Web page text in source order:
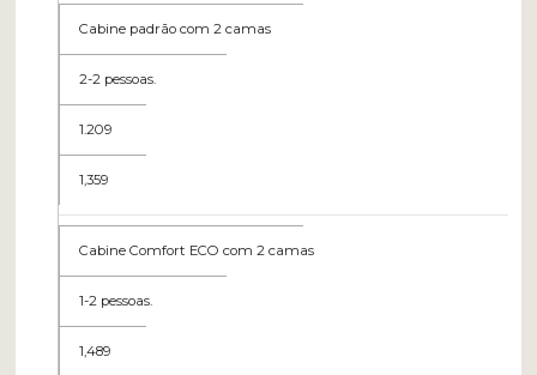
Cabine padrão com 2 camas
2-2 pessoas.
1.209
1,359
Cabine Comfort ECO com 2 camas
1-2 pessoas.
1,489